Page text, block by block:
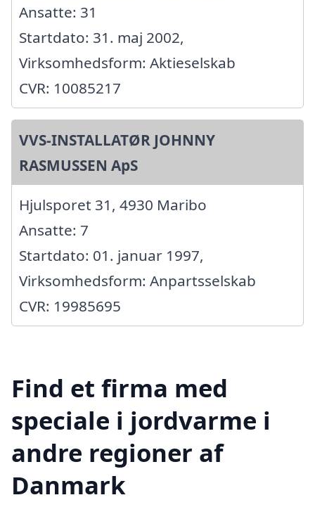
Ansatte: 31
Startdato: 31. maj 2002,
Virksomhedsform: Aktieselskab
CVR: 10085217
VVS-INSTALLATØR JOHNNY
RASMUSSEN ApS
Hjulsporet 31, 4930 Maribo
Ansatte: 7
Startdato: 01. januar 1997,
Virksomhedsform: Anpartsselskab
CVR: 19985695
Find et firma med
speciale i jordvarme i
andre regioner af
Danmark